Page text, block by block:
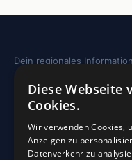
Dein regionales
Sehenswürdigkeiten,
deiner Region.
REGION
Freizeit
Diese Webseite
Cookies.
Wir verwenden Cookies,
Anzeigen zu
Datenverkehr zu